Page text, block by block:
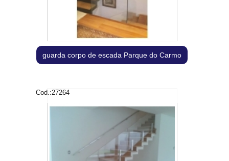
guarda corpo de escada Parque do Carmo
Cod.:27264